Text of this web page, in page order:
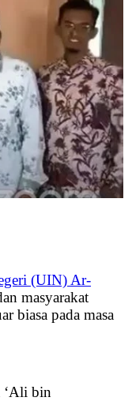
(UIN) Ar-
masyarakat
biasa pada masa
‘Ali bin